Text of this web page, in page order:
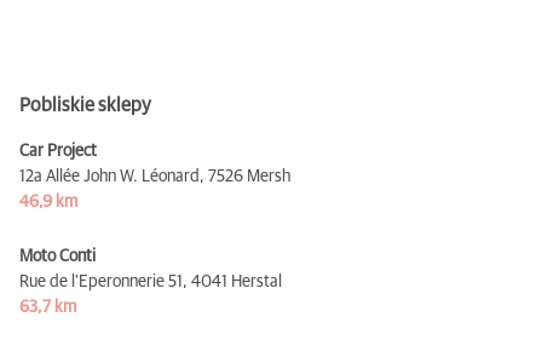
Pobliskie sklepy
Car Project
12a Allée John W. Léonard, 7526 Mersh
46,9 km
Moto Conti
Rue de l'Eperonnerie 51, 4041 Herstal
63,7 km